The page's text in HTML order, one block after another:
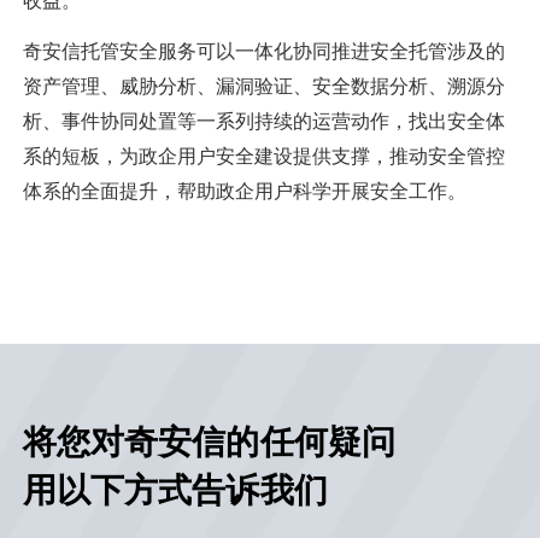
奇安信托管安全服务可以一体化协同推进安全托管涉及的
资产管理、威胁分析、漏洞验证、安全数据分析、溯源分
析、事件协同处置等一系列持续的运营动作，找出安全体
系的短板，为政企用户安全建设提供支撑，推动安全管控
体系的全面提升，帮助政企用户科学开展安全工作。
将您对奇安信的任何疑问
用以下方式告诉我们